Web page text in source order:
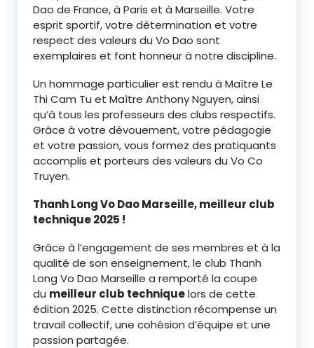
Dao de France, à Paris et à Marseille. Votre
esprit sportif, votre détermination et votre
respect des valeurs du Vo Dao sont
exemplaires et font honneur à notre discipline.
Un hommage particulier est rendu à Maître Le
Thi Cam Tu et Maître Anthony Nguyen, ainsi
qu’à tous les professeurs des clubs respectifs.
Grâce à votre dévouement, votre pédagogie
et votre passion, vous formez des pratiquants
accomplis et porteurs des valeurs du Vo Co
Truyen.
Thanh Long Vo Dao Marseille, meilleur club
technique 2025 !
Grâce à l’engagement de ses membres et à la
qualité de son enseignement, le club Thanh
Long Vo Dao Marseille a remporté la coupe
du meilleur club techniquelors de cette
édition 2025. Cette distinction récompense un
travail collectif, une cohésion d’équipe et une
passion partagée.